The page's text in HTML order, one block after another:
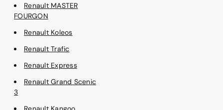
Renault MASTER
FOURGON
Renault Koleos
Renault Trafic
Renault Express
Renault Grand Scenic
3